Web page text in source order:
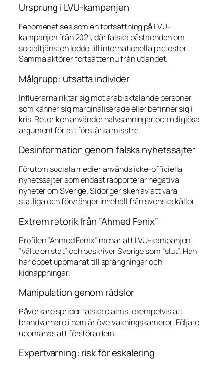
Ursprung i LVU-kampanjen
Fenomenet ses som en fortsättning på LVU-
kampanjen från 2021, där falska påståenden om
socialtjänsten ledde till internationella protester.
Samma aktörer fortsätter nu från utlandet.
Målgrupp: utsatta individer
Influerarna riktar sig mot arabisktalande personer
som känner sig marginaliserade eller befinner sig i
kris. Retoriken använder halvsanningar och religiösa
argument för att förstärka misstro.
Desinformation genom falska nyhetssajter
Förutom sociala medier används icke-officiella
nyhetssajter som endast rapporterar negativa
nyheter om Sverige. Sidor ger sken av att vara
statliga och förvränger innehåll från svenska källor.
Extrem retorik från ”Ahmed Fenix”
Profilen ”Ahmed Fenix” menar att LVU-kampanjen
”välte en stat” och beskriver Sverige som ”slut”. Han
har öppet uppmanat till sprängningar och
kidnappningar.
Manipulation genom rädslor
Påverkare sprider falska claims, exempelvis att
brandvarnare i hem är övervakningskameror. Följare
uppmanas att förstöra dem.
Expertvarning: risk för eskalering